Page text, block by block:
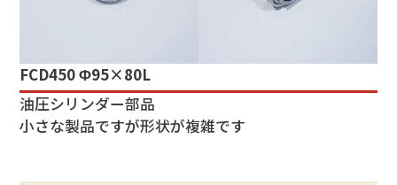
FCD450 Φ95×80L
油圧シリンダー部品
小さな製品ですが形状が複雑です